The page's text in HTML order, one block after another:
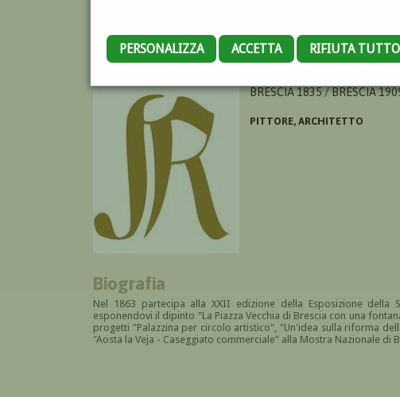
PERSONALIZZA ACCETTA RIFIUTA TUTTO
ANTONIO TAGLIAFERRI
BRESCIA 1835 / BRESCIA
PITTORE, ARCHITETTO
Biografia
Nel 1863 partecipa alla XXII edizione della Esposizione della
esponendovi il dipinto "La Piazza Vecchia di Brescia con una
progetti "Palazzina per circolo artistico", "Un'idea sulla riforma
"Aosta la Veja - Caseggiato commerciale" alla Mostra Nazionale di